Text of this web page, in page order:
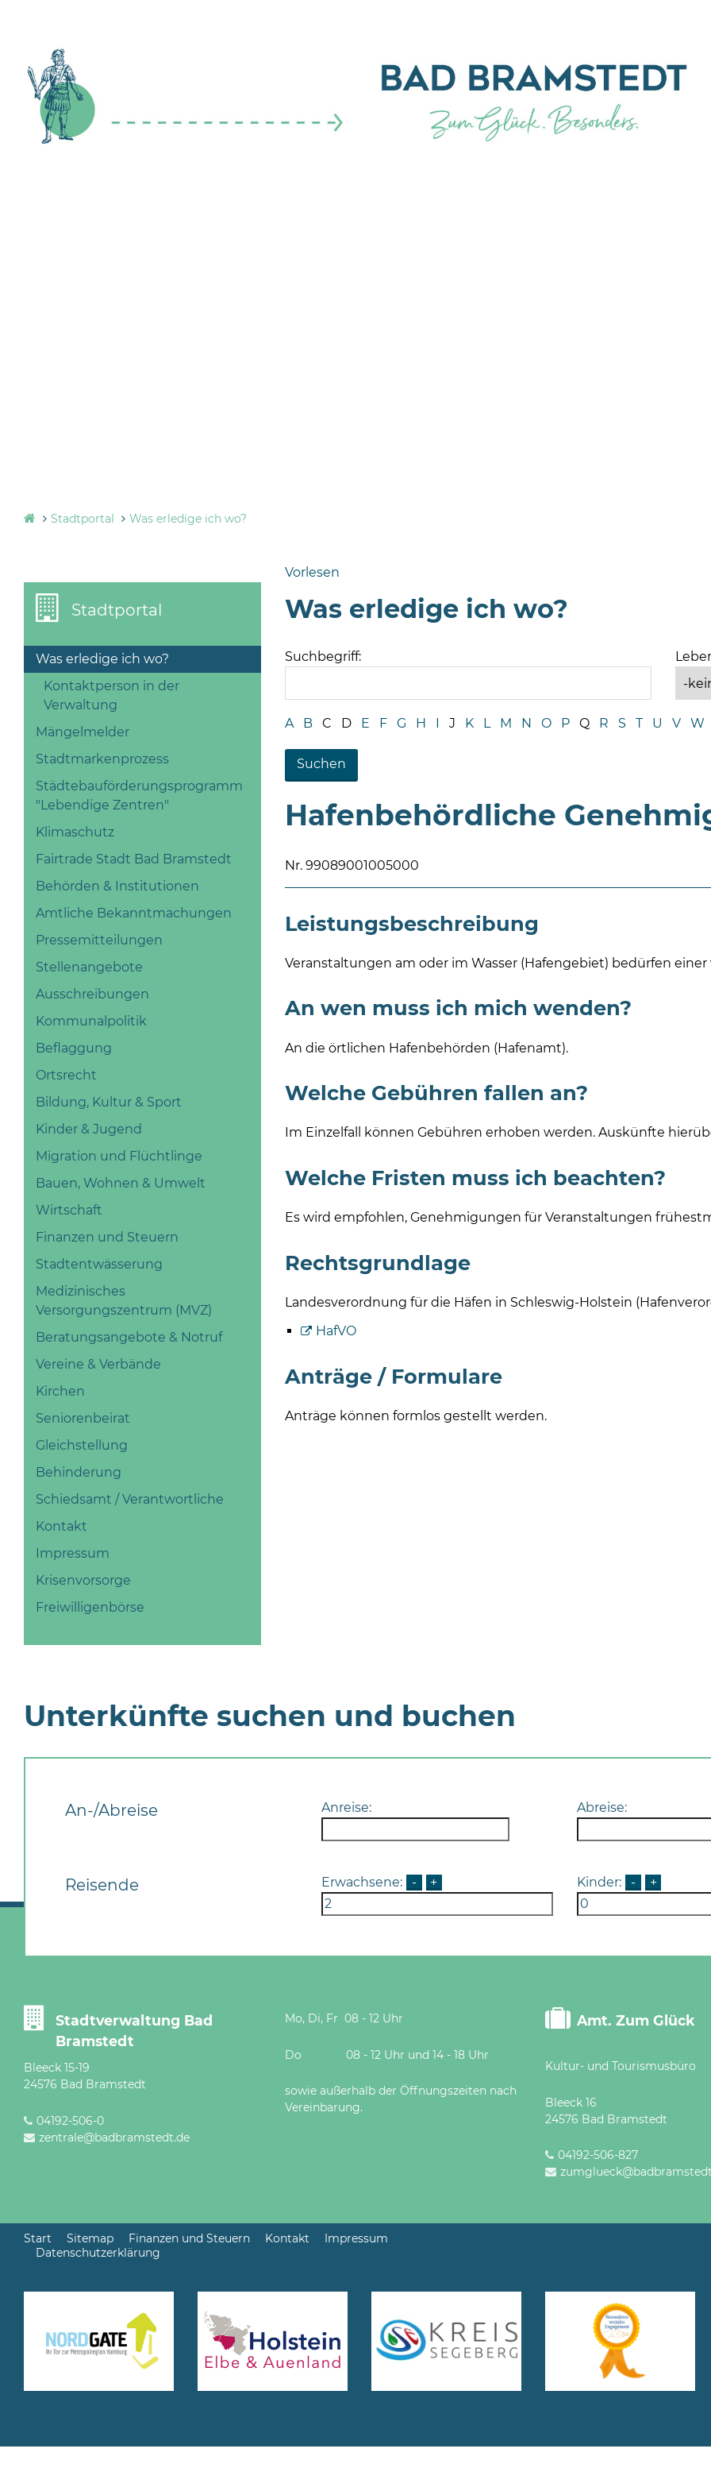
Stadtportal Was erledige ich wo?
Vorlesen
Stadtportal
Was erledige ich wo?
Kontaktperson in der
Verwaltung
Mängelmelder
Stadtmarkenprozess
Städtebauförderungsprogramm
"Lebendige Zentren"
Klimaschutz
Fairtrade Stadt Bad Bramstedt
Behörden & Institutionen
Amtliche Bekanntmachungen
Pressemitteilungen
Stellenangebote
Ausschreibungen
Kommunalpolitik
Beflaggung
Ortsrecht
Bildung, Kultur & Sport
Kinder & Jugend
Migration und Flüchtlinge
Bauen, Wohnen & Umwelt
Wirtschaft
Finanzen und Steuern
Stadtentwässerung
Medizinisches
Versorgungszentrum (MVZ)
Beratungsangebote & Notruf
Vereine & Verbände
Kirchen
Seniorenbeirat
Gleichstellung
Behinderung
Schiedsamt / Verantwortliche
Kontakt
Impressum
Krisenvorsorge
Freiwilligenbörse
Was erledige ich wo?
Suchbegriff:
A B C D E F G H I J K L M N O P Q R S T U V W
Hafenbehördliche
Nr. 99089001005000
Leistungsbeschreibung
Veranstaltungen am oder im Wasser (Hafengebiet) bedürfen
An wen muss ich mich wenden?
An die örtlichen Hafenbehörden (Hafenamt).
Welche Gebühren fallen an?
Im Einzelfall können Gebühren erhoben werden. Auskünfte
Welche Fristen muss ich beachten?
Es wird empfohlen, Genehmigungen für Veranstaltungen
Rechtsgrundlage
Landesverordnung für die Häfen in Schleswig-Holstein
HafVO
Anträge / Formulare
Anträge können formlos gestellt werden.
Unterkünfte suchen und buchen
An-/Abreise Anreise: Abreise:
Reisende Erwachsene: - + Kinder: - +
Stadtverwaltung Bad
Bramstedt
Bleeck 15-19
24576 Bad Bramstedt
04192-506-0
zentrale@badbramstedt.de
Mo, Di, Fr 08 - 12 Uhr
Do 08 - 12 Uhr und 14 - 18 Uhr
sowie außerhalb der Öffnungszeiten nach
Vereinbarung.
Amt. Zum Glück
Kultur- und Tourismusbüro
Bleeck 16
24576 Bad Bramstedt
04192-506-827
Start Sitemap Finanzen und Steuern Kontakt
Impressum
Datenschutzerklärung